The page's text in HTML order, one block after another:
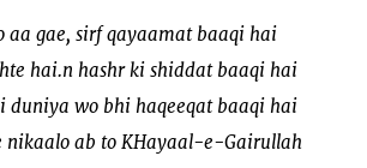
aa gae, sirf qayaamat baaqi hai
hai.n hashr ki shiddat baaqi hai
duniya wo bhi haqeeqat baaqi hai
nikaalo ab to KHayaal-e-Gairullah